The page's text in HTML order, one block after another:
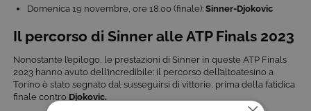
Domenica 19 novembre, ore 18.00 (finale): Sinner-Djokovic
Il percorso di Sinner alle ATP Finals 2023
Nonostante l’epilogo, le prestazioni di Sinner in queste ATP Finals
2023 hanno avuto dell’incredibile: il percorso dell’altoatesino a
Torino è stato segnato dal susseguirsi di vittorie, prima della fatidica
finale contro Djokovic.